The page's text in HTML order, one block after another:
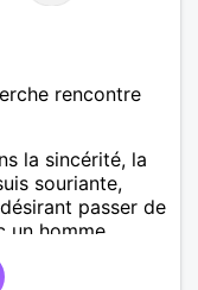
rencontre
la sincérité, la
souriante,
passer de
un homme
que moi.